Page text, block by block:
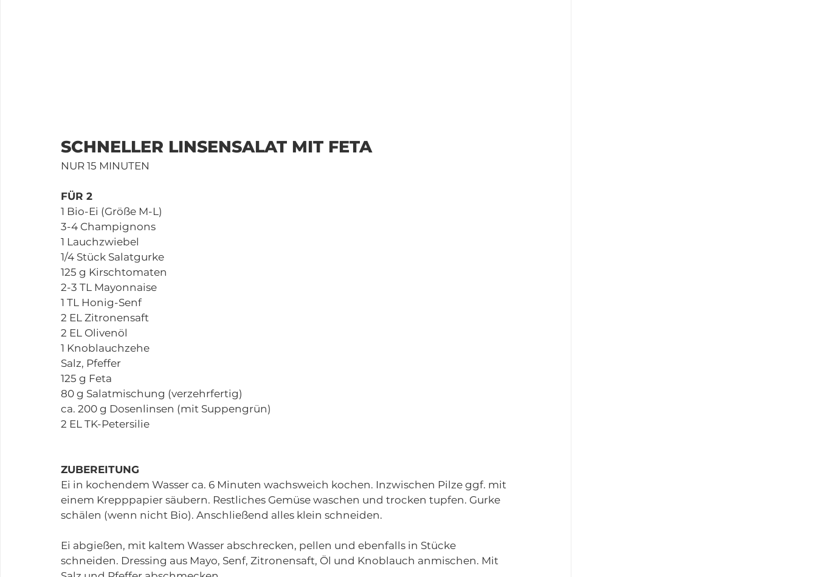
SCHNELLER LINSENSALAT MIT FETA
NUR 15 MINUTEN
FÜR 2
1 Bio-Ei (Größe M-L)
3-4 Champignons
1 Lauchzwiebel
1/4 Stück Salatgurke
125 g Kirschtomaten
2-3 TL Mayonnaise
1 TL Honig-Senf
2 EL Zitronensaft
2 EL Olivenöl
1 Knoblauchzehe
Salz, Pfeffer
125 g Feta
80 g Salatmischung (verzehrfertig)
ca. 200 g Dosenlinsen (mit Suppengrün)
2 EL TK-Petersilie
ZUBEREITUNG
Ei in kochendem Wasser ca. 6 Minuten wachsweich kochen. Inzwischen Pilze ggf. mit
einem Krepppapier säubern. Restliches Gemüse waschen und trocken tupfen. Gurke
schälen (wenn nicht Bio). Anschließend alles klein schneiden.
Ei abgießen, mit kaltem Wasser abschrecken, pellen und ebenfalls in Stücke
schneiden. Dressing aus Mayo, Senf, Zitronensaft, Öl und Knoblauch anmischen. Mit